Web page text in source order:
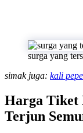
surga yang
simak juga: kali
Harga Tiket
Terjun